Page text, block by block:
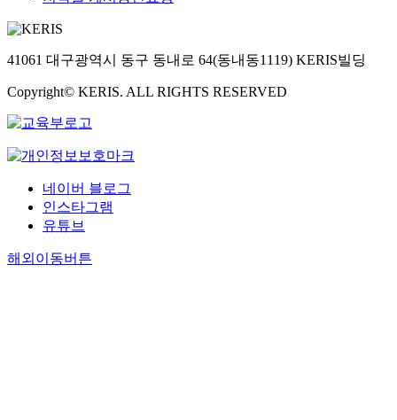
41061 대구광역시 동구 동내로 64(동내동1119) KERIS빌딩
Copyright© KERIS. ALL RIGHTS RESERVED
네이버 블로그
인스타그램
유튜브
해외이동버튼